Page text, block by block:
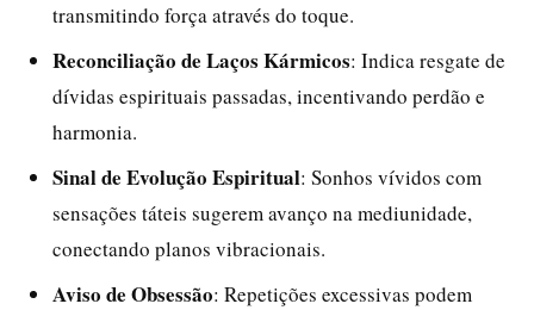
transmitindo força através do toque.
Reconciliação de Laços Kármicos: Indica resgate de
dívidas espirituais passadas, incentivando perdão e
harmonia.
Sinal de Evolução Espiritual: Sonhos vívidos com
sensações táteis sugerem avanço na mediunidade,
conectando planos vibracionais.
Aviso de Obsessão: Repetições excessivas podem